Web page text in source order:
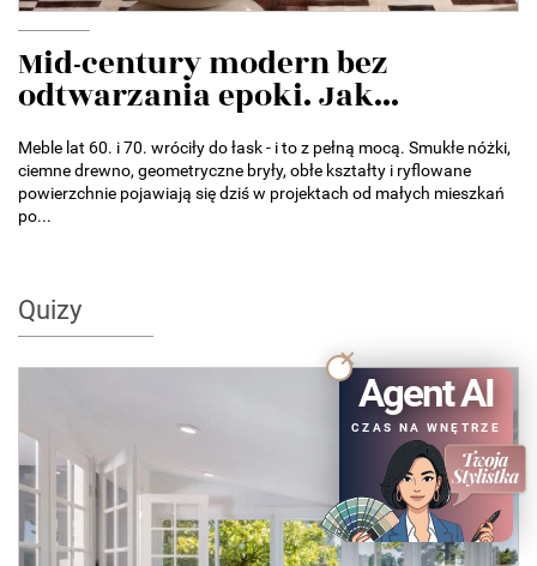
Mid-century modern bez
odtwarzania epoki. Jak...
Meble lat 60. i 70. wróciły do łask - i to z pełną mocą. Smukłe nóżki,
ciemne drewno, geometryczne bryły, obłe kształty i ryflowane
powierzchnie pojawiają się dziś w projektach od małych mieszkań
po...
Quizy
QUIZ
Agent AI
CZAS NA WNĘTRZE